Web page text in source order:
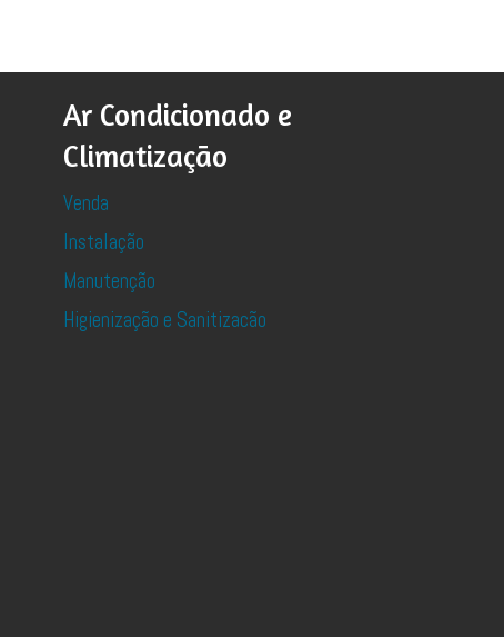
Ar Condicionado e
Climatização
Venda
Instalação
Manutenção
Higienização e Sanitizacão